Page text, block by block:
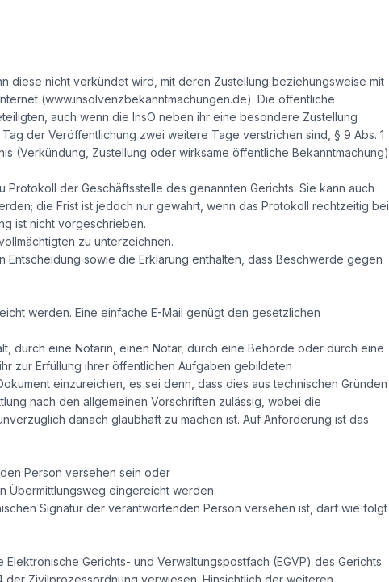
diese nicht verkündet wird, mit deren Zustellung beziehungsweise mit
(www.insolvenzbekanntmachungen.de). Die öffentliche
auch wenn die InsO neben ihr eine besondere Zustellung
der Veröffentlichung zwei weitere Tage verstrichen sind, § 9 Abs. 1
(Verkündung, Zustellung oder wirksame öffentliche Bekanntmachung)
der Geschäftsstelle des genannten Gerichts. Sie kann auch
die Frist ist jedoch nur gewahrt, wenn das Protokoll rechtzeitig bei
ist nicht vorgeschrieben.
zu unterzeichnen.
sowie die Erklärung enthalten, dass Beschwerde gegen
werden. Eine einfache E-Mail genügt den gesetzlichen
durch eine Notarin, einen Notar, durch eine Behörde oder durch eine
zur Erfüllung ihrer öffentlichen Aufgaben gebildeten
einzureichen, es sei denn, dass dies aus technischen Gründen
nach den allgemeinen Vorschriften zulässig, wobei die
danach glaubhaft zu machen ist. Auf Anforderung ist das
Person versehen sein oder
Übermittlungsweg eingereicht werden.
Signatur der verantwortenden Person versehen ist, darf wie folgt
Gerichts- und Verwaltungspostfach (EGVP) des Gerichts.
Zivilprozessordnung verwiesen. Hinsichtlich der weiteren